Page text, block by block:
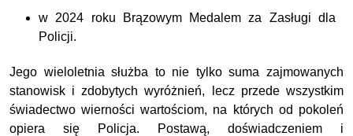
w 2024 roku Brązowym Medalem za Zasługi dla
Policji.
Jego wieloletnia służba to nie tylko suma zajmowanych
stanowisk i zdobytych wyróżnień, lecz przede wszystkim
świadectwo wierności wartościom, na których od pokoleń
opiera się Policja. Postawą, doświadczeniem i